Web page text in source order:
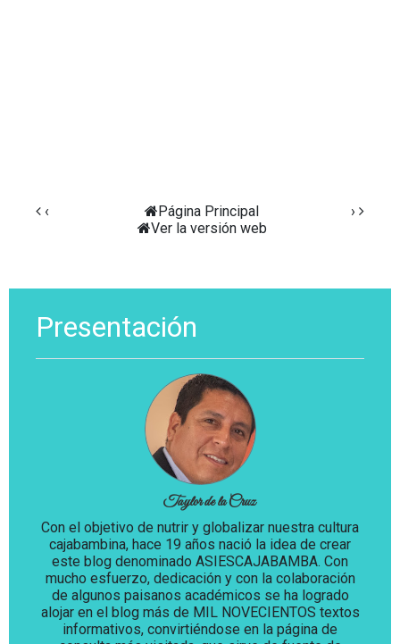
‹ ›
Página Principal
Ver la versión web
Presentación
Taylor de la Cruz
Con el objetivo de nutrir y globalizar nuestra cultura
cajabambina, hace 19 años nació la idea de crear
este blog denominado ASIESCAJABAMBA. Con
mucho esfuerzo, dedicación y con la colaboración
de algunos paisanos académicos se ha logrado
alojar en el blog más de MIL NOVECIENTOS textos
informativos, convirtiéndose en la página de